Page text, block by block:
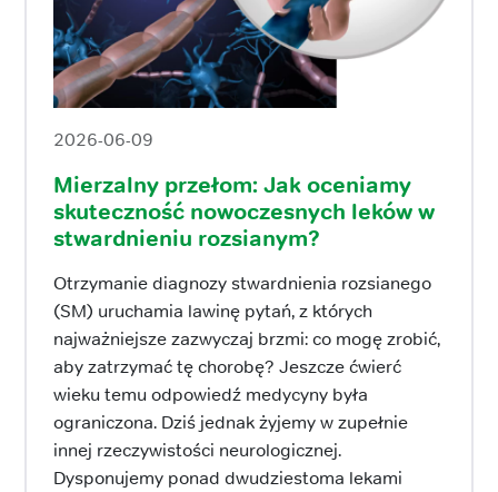
2026-06-09
Mierzalny przełom: Jak oceniamy
skuteczność nowoczesnych leków w
stwardnieniu rozsianym?
Otrzymanie diagnozy stwardnienia rozsianego
(SM) uruchamia lawinę pytań, z których
najważniejsze zazwyczaj brzmi: co mogę zrobić,
aby zatrzymać tę chorobę? Jeszcze ćwierć
wieku temu odpowiedź medycyny była
ograniczona. Dziś jednak żyjemy w zupełnie
innej rzeczywistości neurologicznej.
Dysponujemy ponad dwudziestoma lekami